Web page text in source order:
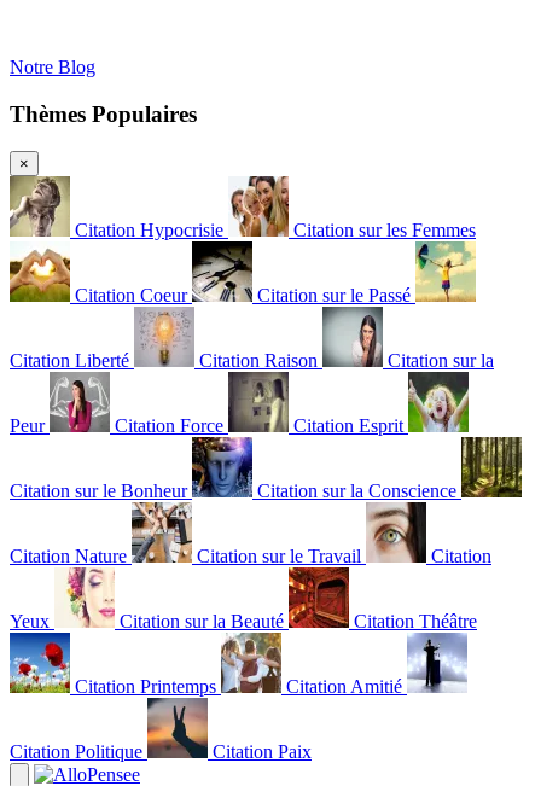
Notre Blog
Thèmes Populaires
×
Citation Hypocrisie Citation sur les Femmes
Citation Coeur Citation sur le Passé
Citation Liberté Citation Raison Citation sur la
Peur Citation Force Citation Esprit
Citation sur le Bonheur Citation sur la Conscience
Citation Nature Citation sur le Travail Citation
Yeux Citation sur la Beauté Citation Théâtre
Citation Printemps Citation Amitié
Citation Politique Citation Paix